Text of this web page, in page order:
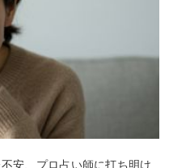
安、プロ占い師に打ち明け